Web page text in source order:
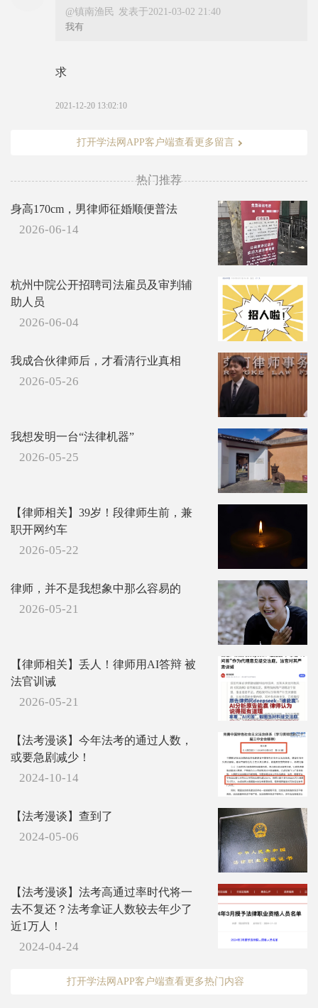
@镇南渔民 发表于2021-03-02 21:40
我有
求
2021-12-20 13:02:10
打开学法网APP客户端查看更多留言
热门推荐
身高170cm，男律师征婚顺便普法
2026-06-14
杭州中院公开招聘司法雇员及审判辅
助人员
2026-06-04
我成合伙律师后，才看清行业真相
2026-05-26
我想发明一台“法律机器”
2026-05-25
【律师相关】39岁！段律师生前，兼
职开网约车
2026-05-22
律师，并不是我想象中那么容易的
2026-05-21
【律师相关】丢人！律师用AI答辩 被
法官训诫
2026-05-21
【法考漫谈】今年法考的通过人数，
或要急剧减少！
2024-10-14
【法考漫谈】查到了
2024-05-06
【法考漫谈】法考高通过率时代将一
去不复还？法考拿证人数较去年少了
近1万人！
2024-04-24
打开学法网APP客户端查看更多热门内容